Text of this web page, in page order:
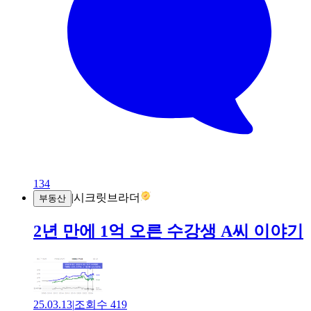
134
부동산 |시크릿브라더
2년 만에 1억 오른 수강생 A씨 이야기
25.03.13|조회수 419